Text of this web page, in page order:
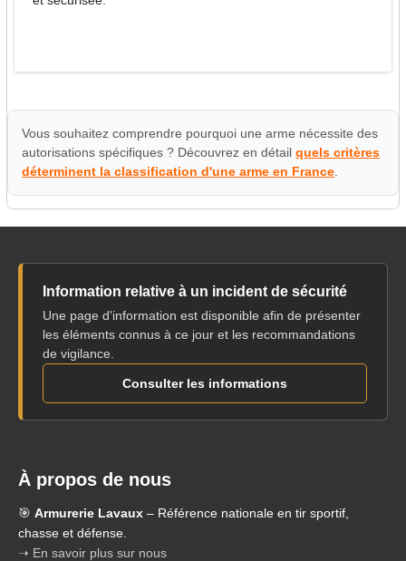
Vous souhaitez comprendre pourquoi une arme nécessite des
autorisations spécifiques ? Découvrez en détailquels critères
déterminent la classification d'une arme en France
Information relative à un incident de sécurité
Une page d'information est disponible afin de présenter
les éléments connus à ce jour et les recommandations
de vigilance.
Consulter les informations
À propos de nous
🎯 Armurerie Lavaux – Référence nationale en tir sportif,
chasse et défense.
➝ En savoir plus sur nous